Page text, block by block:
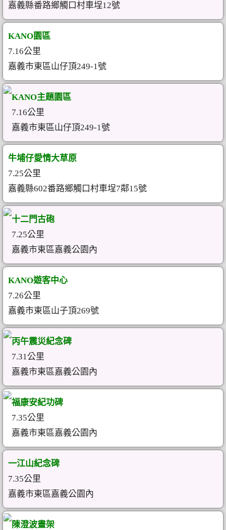
嘉義縣番路鄉觸口村車埕12號
KANO園區
7.16公里
嘉義市東區山仔頂249-1號
KANO主題園區
7.16公里
嘉義市東區山仔頂249-1號
牛埔仔愛情大草原
7.25公里
嘉義縣602番路鄉觸口村車埕7鄰15號
十二門古砲
7.25公里
嘉義市東區嘉義公園內
KANO遊客中心
7.26公里
嘉義市東區山子頂269號
丙午震災紀念碑
7.31公里
嘉義市東區嘉義公園內
福康安紀功碑
7.35公里
嘉義市東區嘉義公園內
一江山紀念碑
7.35公里
嘉義市東區嘉義公園內
陳澄波畫架